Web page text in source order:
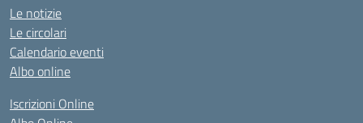
Le notizie
Le circolari
Calendario eventi
Albo online
Iscrizioni Online